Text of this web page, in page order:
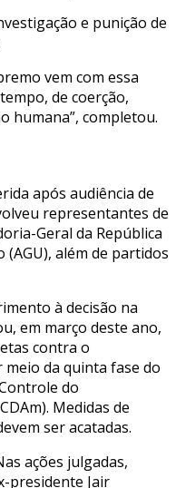
e punição de
vem com essa
de coerção,
humana”, completou.
após audiência de
representantes de
Geral da República
(AGU), além de partidos
à decisão na
em março deste ano,
contra o
da quinta fase do
do
Medidas de
ser acatadas.
ações julgadas,
presidente Jair